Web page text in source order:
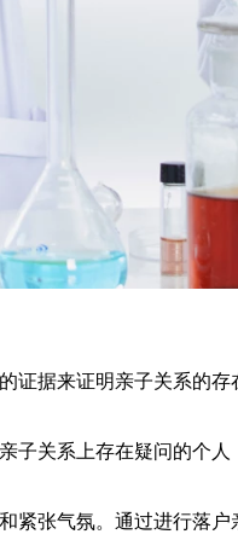
证据来证明亲子关系的
子关系上存在疑问的个
张气氛。通过进行落